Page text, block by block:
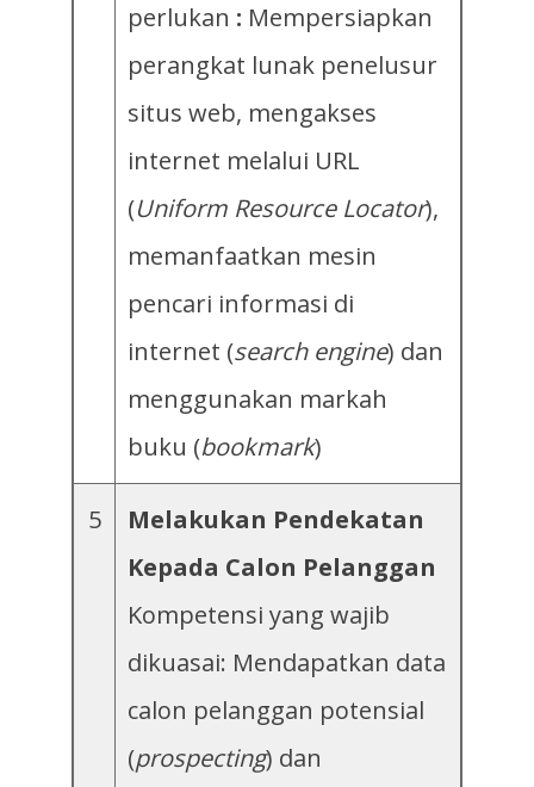
perlukan : Mempersiapkan
perangkat lunak penelusur
situs web, mengakses
internet melalui URL
(Uniform Resource Locator),
memanfaatkan mesin
pencari informasi di
internet (search engine) dan
menggunakan markah
buku (bookmark)
5
Melakukan Pendekatan
Kepada Calon Pelanggan
Kompetensi yang wajib
dikuasai: Mendapatkan data
calon pelanggan potensial
(prospecting) dan